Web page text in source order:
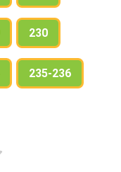
230
235-236